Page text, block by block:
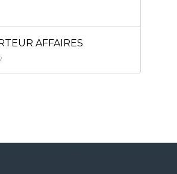
AFFAIRES